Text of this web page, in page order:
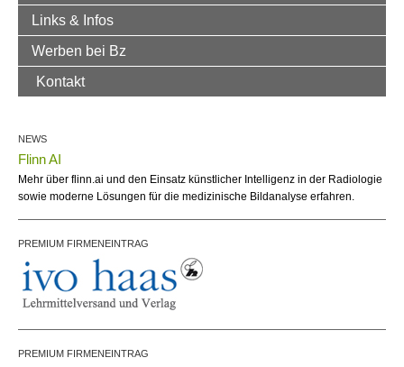
Links & Infos
Werben bei Bz
Kontakt
NEWS
Flinn AI
Mehr über flinn.ai und den Einsatz künstlicher Intelligenz in der Radiologie
sowie moderne Lösungen für die medizinische Bildanalyse erfahren.
PREMIUM FIRMENEINTRAG
PREMIUM FIRMENEINTRAG